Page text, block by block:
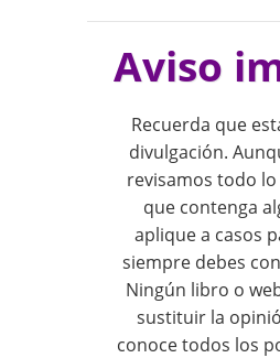
Aviso
Recuerda que
divulgación.
revisamos todo
que contenga
aplique a casos
siempre debes
Ningún libro o
sustituir la
conoce todos los